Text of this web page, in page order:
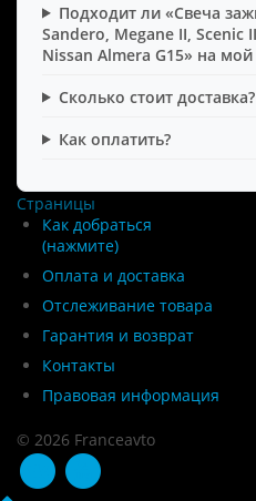
Подходит ли «Свеча
Sandero, Megane II, Scenic
Nissan Almera G15» на
Сколько стоит доставка?
Как оплатить?
Страницы
Как добраться
(нажмите)
Оплата и доставка
Отслеживание товара
Гарантия и возврат
Контакты
Правовая информация
© 2026 Franceavto